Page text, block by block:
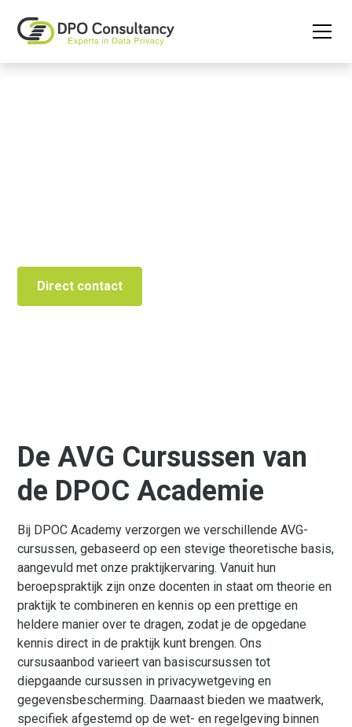
Direct contact
De AVG Cursussen van
de DPOC Academie
Bij DPOC Academy verzorgen we verschillende AVG-
cursussen, gebaseerd op een stevige theoretische basis,
aangevuld met onze praktijkervaring. Vanuit hun
beroepspraktijk zijn onze docenten in staat om theorie en
praktijk te combineren en kennis op een prettige en
heldere manier over te dragen, zodat je de opgedane
kennis direct in de praktijk kunt brengen. Ons
cursusaanbod varieert van basiscursussen tot
diepgaande cursussen in privacywetgeving en
gegevensbescherming. Daarnaast bieden we maatwerk,
specifiek afgestemd op de wet- en regelgeving binnen